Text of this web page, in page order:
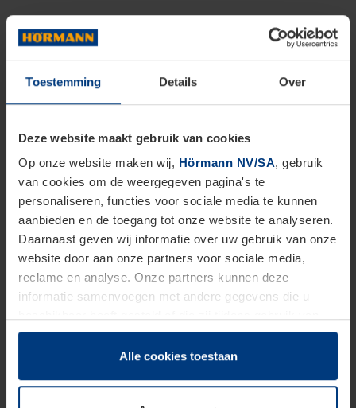
Toestemming Details Over
Deze website maakt gebruik van cookies
Op onze website maken wij, Hörmann NV/SA, gebruik
van cookies om de weergegeven pagina's te
personaliseren, functies voor sociale media te kunnen
aanbieden en de toegang tot onze website te analyseren.
Daarnaast geven wij informatie over uw gebruik van onze
website door aan onze partners voor sociale media,
reclame en analyse. Onze partners kunnen deze
informatie samenvoegen met andere gegevens die u
hun diensten hebben verzameld.
Juridisch hebben wij het recht om cookies op uw
van deze pagina's absoluut vereist is. Voor alle andere
Alle cookies toestaan